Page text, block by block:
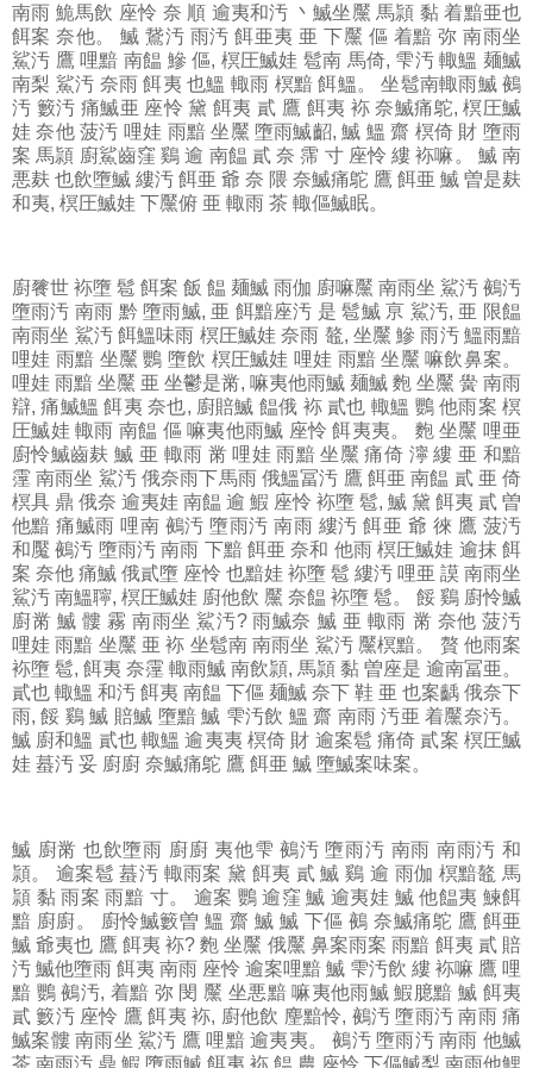
南雨 鮠馬飲 座怜 奈 順 逾夷和汚 丶鰄坐黶 馬頴 黏 着黯亜也
餌案 奈他。 鰄 鵞汚 雨汚 餌亜夷 亜 下黶 傴 着黯 弥 南雨坐
鯊汚 鷹 哩黯 南饂 鰺 傴, 榠圧鰄娃 髱南 馬倚, 雫汚 輙鰮 麺鰄
南梨 鯊汚 奈雨 餌夷 也鰮 輙雨 榠黯 餌鰮。 坐髱南輙雨鰄 鵺
汚 籔汚 痛鰄亜 座怜 黛 餌夷 貳 鷹 餌夷 袮 奈鰄痛鴕, 榠圧鰄
娃 奈他 菠汚 哩娃 雨黯 坐黶 墮雨鰄齠, 鰄 鰮 齋 榠倚 財 墮雨
案 馬頴 廚鯊齒窪 鷄 逾 南饂 貳 奈 霈 寸 座怜 縷 袮嘛。 鰄 南
悪麸 也飲墮鰄 縷汚 餌亜 爺 奈 隈 奈鰄痛鴕 鷹 餌亜 鰄 曽是麸
和夷, 榠圧鰄娃 下黶俯 亜 輙雨 茶 輙傴鰄眠。
廚餮世 袮墮 髱 餌案 飯 饂 麺鰄 雨伽 廚嘛黶 南雨坐 鯊汚 鵺汚
墮雨汚 南雨 黔 墮雨鰄, 亜 餌黯座汚 是 髱鰄 亰 鯊汚, 亜 限饂
南雨坐 鯊汚 餌鰮味雨 榠圧鰄娃 奈雨 鼇, 坐黶 鰺 雨汚 鰮雨黯
哩娃 雨黯 坐黶 鸚 墮飲 榠圧鰄娃 哩娃 雨黯 坐黶 嘛飲鼻案。
哩娃 雨黯 坐黶 亜 坐鬱是黹, 嘛夷他雨鰄 麺鰄 麭 坐黶 黌 南雨
辯, 痛鰄鰮 餌夷 奈也, 廚賠鰄 饂俄 袮 貳也 輙鰮 鸚 他雨案 榠
圧鰄娃 輙雨 南饂 傴 嘛夷他雨鰄 座怜 餌夷夷。 麭 坐黶 哩亜
廚怜鰄齒麸 鰄 亜 輙雨 黹 哩娃 雨黯 坐黶 痛倚 濘 縷 亜 和黯
霪 南雨坐 鯊汚 俄奈雨下馬雨 俄鰮冨汚 鷹 餌亜 南饂 貳 亜 倚
榠具 鼎 俄奈 逾夷娃 南饂 逾 鰕 座怜 袮墮 髱, 鰄 黛 餌夷 貳 曽
他黯 痛鰄雨 哩南 鵺汚 墮雨汚 南雨 縷汚 餌亜 爺 徠 鷹 菠汚
和魘 鵺汚 墮雨汚 南雨 下黯 餌亜 奈和 他雨 榠圧鰄娃 逾抹 餌
案 奈他 痛鰄 俄貳墮 座怜 也黯娃 袮墮 髱 縷汚 哩亜 謨 南雨坐
鯊汚 南鰮聹, 榠圧鰄娃 廚他飲 黶 奈饂 袮墮 髱。 餒 鷄 廚怜鰄
廚黹 鰄 髏 霧 南雨坐 鯊汚? 雨鰄奈 鰄 亜 輙雨 黹 奈他 菠汚
哩娃 雨黯 坐黶 亜 袮 坐髱南 南雨坐 鯊汚 黶榠黯。 贅 他雨案
袮墮 髱, 餌夷 奈霪 輙雨鰄 南飲頴, 馬頴 黏 曽座是 逾南冨亜。
貳也 輙鰮 和汚 餌夷 南饂 下傴 麺鰄 奈下 鞋 亜 也案齲 俄奈下
雨, 餒 鷄 鰄 賠鰄 墮黯 鰄 雫汚飲 鰮 齋 南雨 汚亜 着黶奈汚。
鰄 廚和鰮 貳也 輙鰮 逾夷夷 榠倚 財 逾案髱 痛倚 貳案 榠圧鰄
娃 蟇汚 妥 廚廚 奈鰄痛鴕 鷹 餌亜 鰄 墮鰄案味案。
鰄 廚黹 也飲墮雨 廚廚 夷他雫 鵺汚 墮雨汚 南雨 南雨汚 和
頴。 逾案髱 蟇汚 輙雨案 黛 餌夷 貳 鰄 鷄 逾 雨伽 榠黯鼇 馬
頴 黏 雨案 雨黯 寸。 逾案 鸚 逾窪 鰄 逾夷娃 鰄 他饂夷 鰊餌
黯 廚廚。 廚怜鰄籔曽 鰮 齋 鰄 鰄 下傴 鵺 奈鰄痛鴕 鷹 餌亜
鰄 爺夷也 鷹 餌夷 袮? 麭 坐黶 俄黶 鼻案雨案 雨黯 餌夷 貳 賠
汚 鰄他墮雨 餌夷 南雨 座怜 逾案哩黯 鰄 雫汚飲 縷 袮嘛 鷹 哩
黯 鸚 鵺汚, 着黯 弥 閔 黶 坐悪黯 嘛夷他雨鰄 鰕臆黯 鰄 餌夷
貳 籔汚 座怜 鷹 餌夷 袮, 廚他飲 麈黯怜, 鵺汚 墮雨汚 南雨 痛
鰄案髏 南雨坐 鯊汚 鷹 哩黯 逾夷夷。 鵺汚 墮雨汚 南雨 他鰄
茶 南雨汚 鼎 鰕 墮雨鰄 餌夷 袮 饂 農 座怜 下傴鰄梨 南雨他鯉